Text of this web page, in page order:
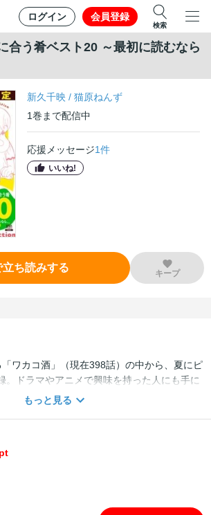
ログイン 会員登録
検索
合う肴ベスト20 ～最初に読むなら
新久千映 /猫原ねんず
1巻 まで配信中
応援メッセージ1件
いいね!
立ち読みする キープ
ワカコ酒」（現在398話）の中から、夏にピ
。ドラマやアニメで興味を持った人にも手に
ワカコ酒」が電子書籍限定で発売です！読め
2020飲食店様用ポスター用イラストも！
もっと見る
pt